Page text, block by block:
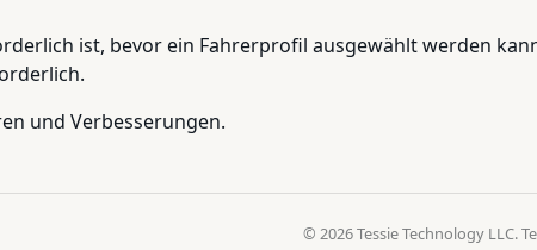
ist, bevor ein Fahrerprofil ausgewählt werden
und Verbesserungen.
© 2026 Tessie Technology LLC.